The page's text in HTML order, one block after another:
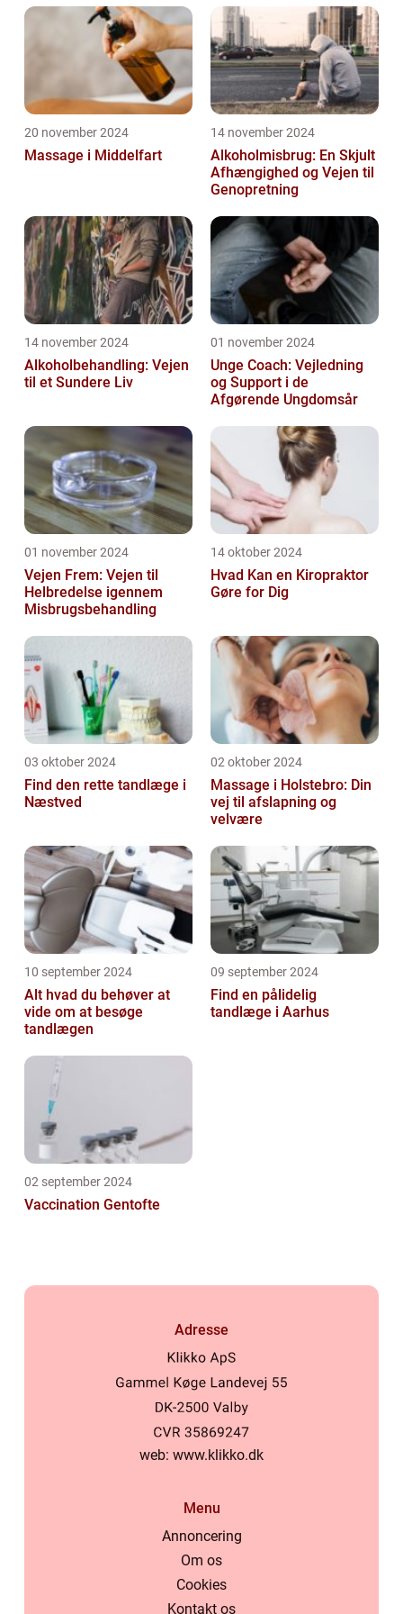
20 november 2024
Massage i Middelfart
14 november 2024
Alkoholmisbrug: En Skjult
Afhængighed og Vejen til
Genopretning
14 november 2024
Alkoholbehandling: Vejen
til et Sundere Liv
01 november 2024
Unge Coach: Vejledning
og Support i de
Afgørende Ungdomsår
01 november 2024
Vejen Frem: Vejen til
Helbredelse igennem
Misbrugsbehandling
14 oktober 2024
Hvad Kan en Kiropraktor
Gøre for Dig
03 oktober 2024
Find den rette tandlæge i
Næstved
02 oktober 2024
Massage i Holstebro: Din
vej til afslapning og
velvære
10 september 2024
Alt hvad du behøver at
vide om at besøge
tandlægen
09 september 2024
Find en pålidelig
tandlæge i Aarhus
02 september 2024
Vaccination Gentofte
Adresse
web: www.klikko.dk
Menu
Annoncering
Om os
Cookies
Kontakt os